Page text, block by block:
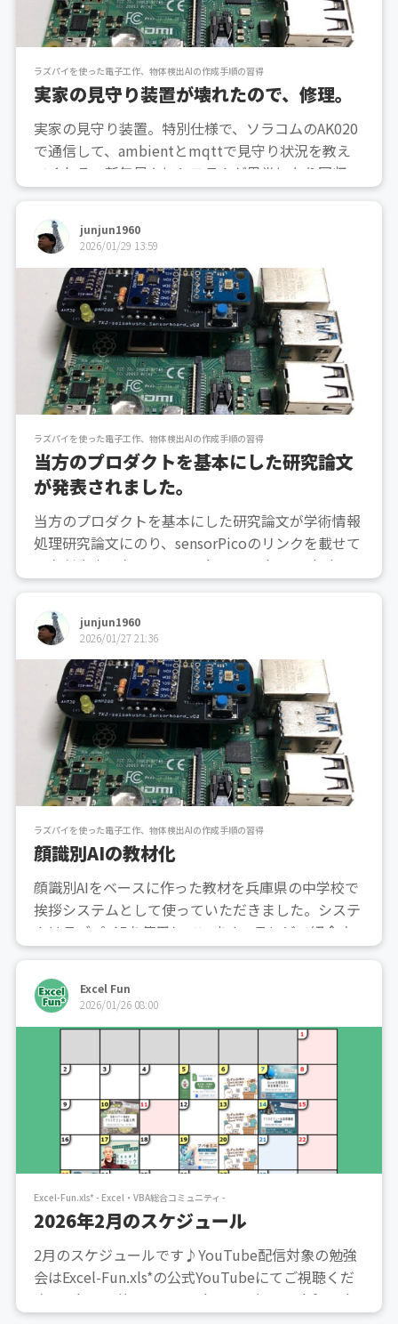
ラズパイを使った電子工作、物体検出AIの作成手順の習得
実家の見守り装置が壊れたので、修理。
実家の見守り装置。特別仕様で、ソラコムのAK020
で通信して、ambientとmqttで見守り状況を教え
てくれる。新年早々にシステムが異常になり回収し
てきて修理中。3年間動いてくれたけれど、microS
Dカードがイカれたようだ。どうせ見ないログが60
MBもあり、カードによくないので、ログ取りは...
junjun1960
2026/01/29 13:59
ラズパイを使った電子工作、物体検出AIの作成手順の習得
当方のプロダクトを基本にした研究論文
が発表されました。
当方のプロダクトを基本にした研究論文が学術情報
処理研究論文にのり、sensorPicoのリンクを載せて
いただきました。TKJ-Works：Raspberry Pi Pico
Wを使った環境測定基板（SensorPico）を引用文献
として掲出していただきました。J-STAGEへのリン
クhttps...junjun1960
2026/01/27 21:36
ラズパイを使った電子工作、物体検出AIの作成手順の習得
顔識別AIの教材化
顔識別AIをベースに作った教材を兵庫県の中学校で
挨拶システムとして使っていただきました。システ
ムはラズパイ5を使用しています。テレビで紹介さ
れました。https://www.youtube.com/watch?v=IH
mFFcgQQKs
Excel Fun
2026/01/26 08:00
Excel-Fun.xls* - Excel・VBA総合コミュニティ -
2026年2月のスケジュール
2月のスケジュールです♪YouTube配信対象の勉強
会はExcel-Fun.xls*の公式YouTubeにてご視聴くだ
さい！https://www.youtube.com/@excel-fun-xls